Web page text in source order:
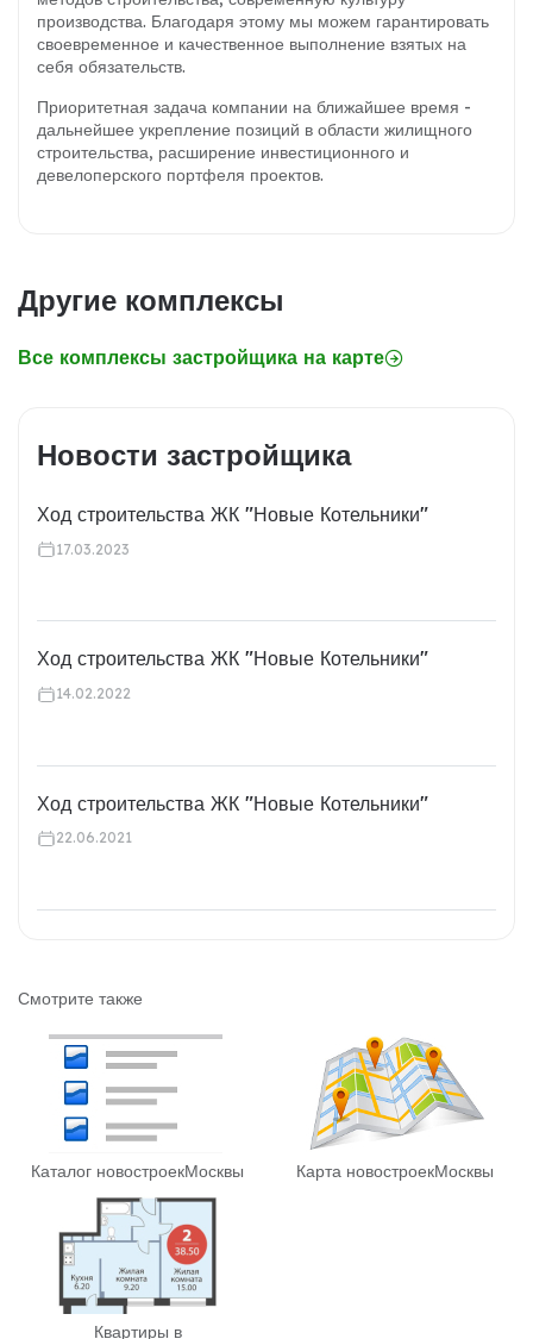
производства. Благодаря этому мы можем гарантировать
своевременное и качественное выполнение взятых на
себя обязательств.
Приоритетная задача компании на ближайшее время -
дальнейшее укрепление позиций в области жилищного
строительства, расширение инвестиционного и
девелоперского портфеля проектов.
Другие комплексы
Все комплексы застройщика на карте
Новости застройщика
Ход строительства ЖК "Новые Котельники"
17.03.2023
Ход строительства ЖК "Новые Котельники"
14.02.2022
Ход строительства ЖК "Новые Котельники"
22.06.2021
Смотрите также
Каталог новостроекМосквы Карта новостроекМосквы
Квартиры в